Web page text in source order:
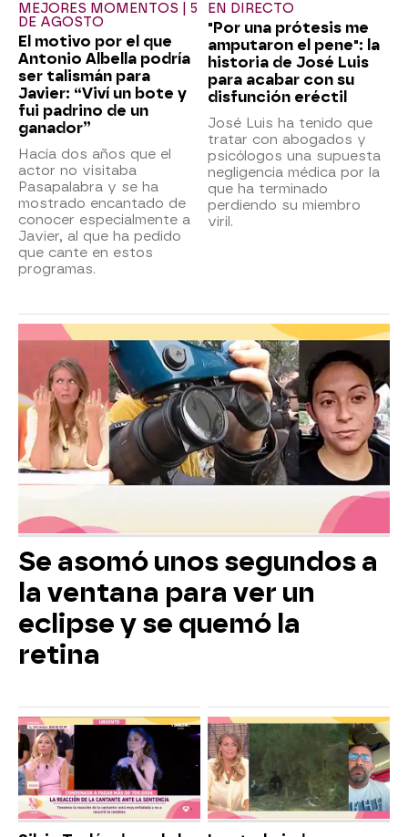
MEJORES MOMENTOS | 5
DE AGOSTO
El motivo por el que
Antonio Albella podría
ser talismán para
Javier: “Viví un bote y
fui padrino de un
ganador”
Hacía dos años que el
actor no visitaba
Pasapalabra y se ha
mostrado encantado de
conocer especialmente a
Javier, al que ha pedido
que cante en estos
programas.
EN DIRECTO
"Por una prótesis me
amputaron el pene": la
historia de José Luis
para acabar con su
disfunción eréctil
José Luis ha tenido que
tratar con abogados y
psicólogos una supuesta
negligencia médica por la
que ha terminado
perdiendo su miembro
viril.
Se asomó unos segundos a
la ventana para ver un
eclipse y se quemó la
retina